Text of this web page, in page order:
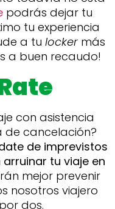
podrás dejar tu
tu experiencia
a tu locker más
a buen recaudo!
con asistencia
cancelación?
de imprevistos
tu viaje en
mejor prevenir
nosotros viajero
dos.